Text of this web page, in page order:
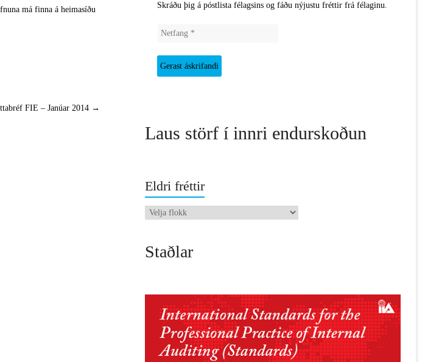
má finna á heimasíðu
FIE – Janúar 2014 →
Skráðu þig á póstlista félagsins og fáðu nýjustu fréttir frá félaginu.
Laus störf í innri endurskoðun
Eldri fréttir
Eldri
Staðlar